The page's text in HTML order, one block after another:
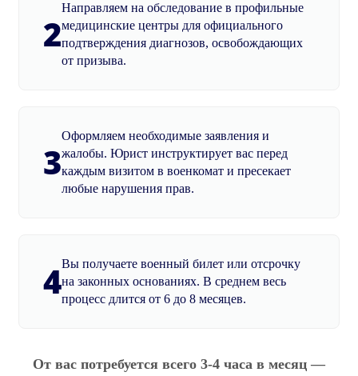
2
Направляем на обследование в профильные
медицинские центры для официального
подтверждения диагнозов, освобождающих
от призыва.
3
Оформляем необходимые заявления и
жалобы. Юрист инструктирует вас перед
каждым визитом в военкомат и пресекает
любые нарушения прав.
4Вы получаете военный билет или отсрочку
на законных основаниях. В среднем весь
процесс длится от 6 до 8 месяцев.
От вас потребуется всего 3-4 часа в месяц —